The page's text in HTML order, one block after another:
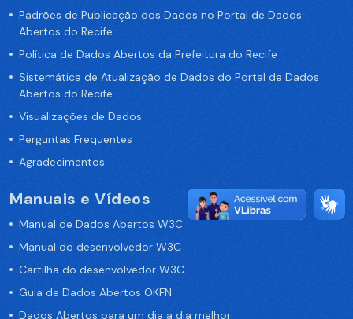
Padrões de Publicação dos Dados no Portal de Dados
Abertos do Recife
Política de Dados Abertos da Prefeitura do Recife
Sistemática de Atualização de Dados do Portal de Dados
Abertos do Recife
Visualizações de Dados
Perguntas Frequentes
Agradecimentos
Manuais e Vídeos
Manual de Dados Abertos W3C
Manual do desenvolvedor W3C
Cartilha do desenvolvedor W3C
Guia de Dados Abertos OKFN
Dados Abertos para um dia a dia melhor